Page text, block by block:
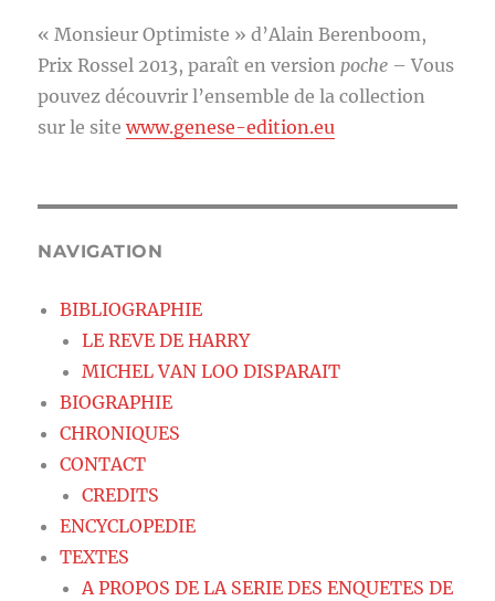
« Monsieur Optimiste » d’Alain Berenboom,
Prix Rossel 2013, paraît en version poche – Vous
pouvez découvrir l’ensemble de la collection
sur le sitewww.genese-edition.eu
NAVIGATION
BIBLIOGRAPHIE
LE REVE DE HARRY
MICHEL VAN LOO DISPARAIT
BIOGRAPHIE
CHRONIQUES
CONTACT
CREDITS
ENCYCLOPEDIE
TEXTES
A PROPOS DE LA SERIE DES ENQUETES DE